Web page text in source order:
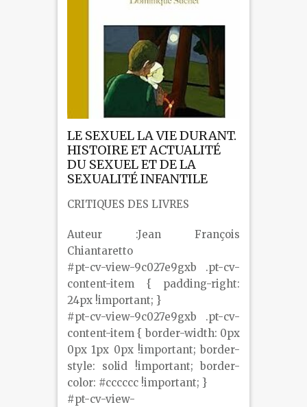
LE SEXUEL LA VIE DURANT.
HISTOIRE ET ACTUALITÉ
DU SEXUEL ET DE LA
SEXUALITÉ INFANTILE
CRITIQUES DES LIVRES
Auteur :Jean François
Chiantaretto
#pt-cv-view-9c027e9gxb .pt-cv-
content-item { padding-right:
24px !important; }
#pt-cv-view-9c027e9gxb .pt-cv-
content-item { border-width: 0px
0px 1px 0px !important; border-
style: solid !important; border-
color: #cccccc !important; }
#pt-cv-view-